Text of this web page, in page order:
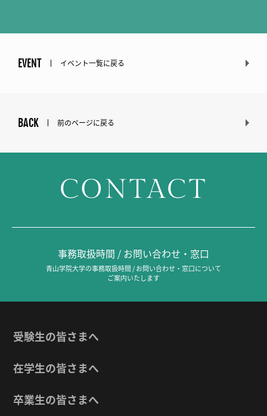
EVENT イベント一覧に戻る
BACK 前のページに戻る
CONTACT
事務取扱時間 / お問い合わせ・窓口
青山学院大学の事務取扱時間 / お問い合わせ・窓口について
ご案内いたします
受験生の皆さまへ
在学生の皆さまへ
卒業生の皆さまへ